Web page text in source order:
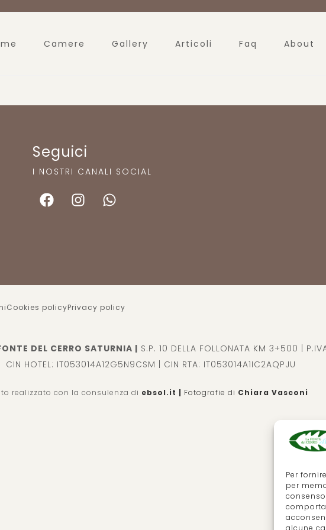
Per
per
alcune
Camere Gallery Articoli Faq About
Seguici
I NOSTRI CANALI SOCIAL
Cookies policyPrivacy policy
DEL CERRO SATURNIA | S.P. 10 DELLA FOLLONATA KM 3+500 |
CIN HOTEL: IT053014A12G5N9CSM | CIN RTA: IT053014A1IC2AQPJU
realizzato con la consulenza di ebsol.it | Fotografie di Chiara Vasconi